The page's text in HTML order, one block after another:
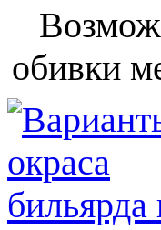
обивки